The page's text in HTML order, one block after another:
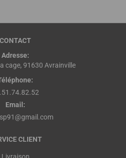
CONTACT
Adresse:
cage, 91630 Avrainville
Email:
CLIENT